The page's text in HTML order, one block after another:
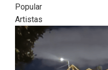
Popular
Artistas